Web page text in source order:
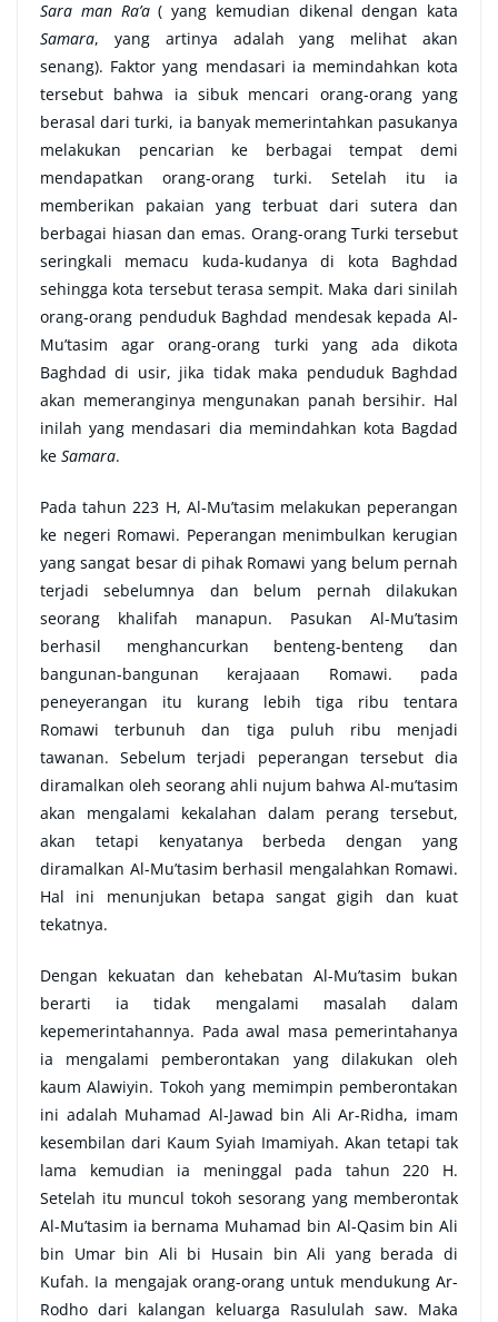
Sara man Ra’a( yang kemudian dikenal dengan kata
Samara, yang artinya adalah yang melihat akan
senang). Faktor yang mendasari ia memindahkan kota
tersebut bahwa ia sibuk mencari orang-orang yang
berasal dari turki, ia banyak memerintahkan pasukanya
melakukan pencarian ke berbagai tempat demi
mendapatkan orang-orang turki. Setelah itu ia
memberikan pakaian yang terbuat dari sutera dan
berbagai hiasan dan emas. Orang-orang Turki tersebut
seringkali memacu kuda-kudanya di kota Baghdad
sehingga kota tersebut terasa sempit. Maka dari sinilah
orang-orang penduduk Baghdad mendesak kepada Al-
Mu’tasim agar orang-orang turki yang ada dikota
Baghdad di usir, jika tidak maka penduduk Baghdad
akan memeranginya mengunakan panah bersihir. Hal
inilah yang mendasari dia memindahkan kota Bagdad
ke Samara.
Pada tahun 223 H, Al-Mu’tasim melakukan peperangan
ke negeri Romawi. Peperangan menimbulkan kerugian
yang sangat besar di pihak Romawi yang belum pernah
terjadi sebelumnya dan belum pernah dilakukan
seorang khalifah manapun. Pasukan Al-Mu’tasim
berhasil menghancurkan benteng-benteng dan
bangunan-bangunan kerajaaan Romawi. pada
peneyerangan itu kurang lebih tiga ribu tentara
Romawi terbunuh dan tiga puluh ribu menjadi
tawanan. Sebelum terjadi peperangan tersebut dia
diramalkan oleh seorang ahli nujum bahwa Al-mu’tasim
akan mengalami kekalahan dalam perang tersebut,
akan tetapi kenyatanya berbeda dengan yang
diramalkan Al-Mu’tasim berhasil mengalahkan Romawi.
Hal ini menunjukan betapa sangat gigih dan kuat
tekatnya.
Dengan kekuatan dan kehebatan Al-Mu’tasim bukan
berarti ia tidak mengalami masalah dalam
kepemerintahannya. Pada awal masa pemerintahanya
ia mengalami pemberontakan yang dilakukan oleh
kaum Alawiyin. Tokoh yang memimpin pemberontakan
ini adalah Muhamad Al-Jawad bin Ali Ar-Ridha, imam
kesembilan dari Kaum Syiah Imamiyah. Akan tetapi tak
lama kemudian ia meninggal pada tahun 220 H.
Setelah itu muncul tokoh sesorang yang memberontak
Al-Mu’tasim ia bernama Muhamad bin Al-Qasim bin Ali
bin Umar bin Ali bi Husain bin Ali yang berada di
Kufah. Ia mengajak orang-orang untuk mendukung Ar-
Rodho dari kalangan keluarga Rasululah saw. Maka